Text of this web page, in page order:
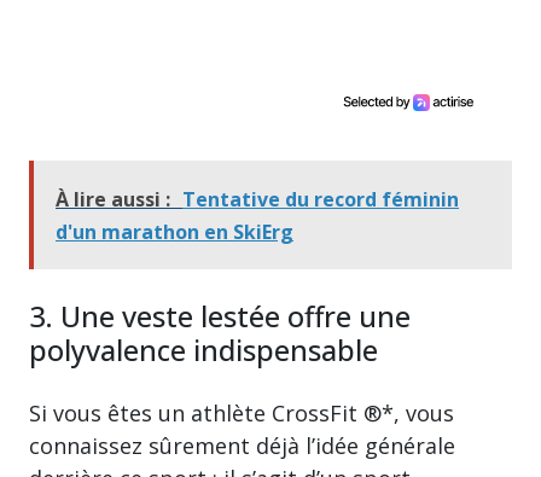
À lire aussi : Tentative du record féminin
d'un marathon en SkiErg
3. Une veste lestée offre une
polyvalence indispensable
Si vous êtes un athlète CrossFit ®*, vous
connaissez sûrement déjà l’idée générale